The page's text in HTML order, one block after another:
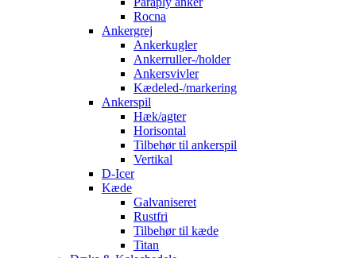
Rocna
Ankergrej
Ankerkugler
Ankerruller-/holder
Ankersvivler
Kædeled-/markering
Ankerspil
Hæk/agter
Horisontal
Tilbehør til ankerspil
Vertikal
D-Icer
Kæde
Galvaniseret
Rustfri
Tilbehør til kæde
Titan